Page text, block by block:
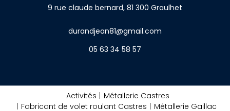
9 rue claude bernard, 81 300 Graulhet
durandjean81@gmail.com
05 63 34 58 57
Activités
Métallerie Castres
Fabricant de volet roulant Castres
Métallerie Gaillac